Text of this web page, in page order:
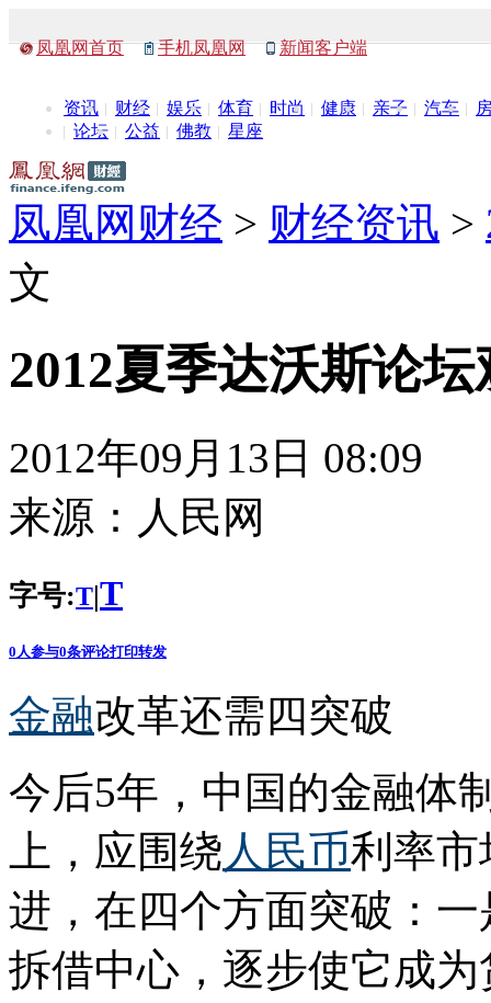
凤凰网首页 手机凤凰网 新闻客户端
资讯 财经 娱乐 体育 时尚 健康 亲子 汽车
论坛
公益 佛教 星座
凤凰网财经 > 财经资讯 >
文
2012夏季达沃斯论
2012年09月13日 08:09
来源： 人民网
字号:T|T
0 人参与0条评论打印转发
金融改革还需四突破
今后5年，中国的金融体
上，应围绕人民币利率市
进，在四个方面突破：
拆借中心，逐步使它成